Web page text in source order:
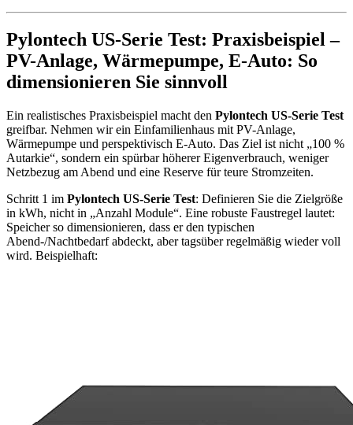
Pylontech US-Serie Test: Praxisbeispiel –
PV-Anlage, Wärmepumpe, E-Auto: So
dimensionieren Sie sinnvoll
Ein realistisches Praxisbeispiel macht den Pylontech US-Serie Test
greifbar. Nehmen wir ein Einfamilienhaus mit PV-Anlage,
Wärmepumpe und perspektivisch E-Auto. Das Ziel ist nicht „100 %
Autarkie“, sondern ein spürbar höherer Eigenverbrauch, weniger
Netzbezug am Abend und eine Reserve für teure Stromzeiten.
Schritt 1 im Pylontech US-Serie Test: Definieren Sie die Zielgröße
in kWh, nicht in „Anzahl Module“. Eine robuste Faustregel lautet:
Speicher so dimensionieren, dass er den typischen
Abend-/Nachtbedarf abdeckt, aber tagsüber regelmäßig wieder voll
wird. Beispielhaft: